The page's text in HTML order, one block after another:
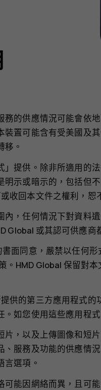
務的供應情況可能會依
裝置可能含有受美國及
移。
」提供。除非所適用的
明示或暗示的，包括但
收回本文件之權利，恕
內，任何情況下對資料
Global 或其認可供應商
書面同意，嚴禁以任何
。HMD Global 保留對
供的第三方應用程式
如您使用這些應用程
片，以及上傳圖像和短
、服務及功能的供應情
言選項。
可能因網絡而異，且可